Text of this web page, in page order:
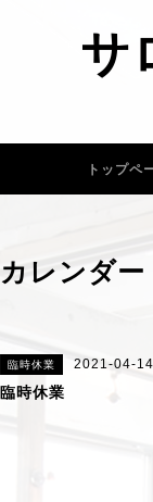
サ
トップペ
カレンダー
臨時休業 2021-04-
臨時休業